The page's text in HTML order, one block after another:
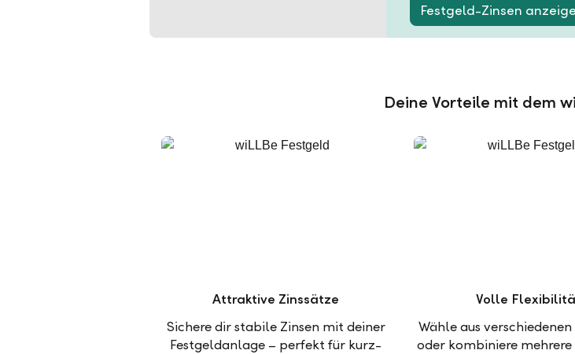
Festgeld-Zinsen
Deine Vorteile mit dem
Attraktive Zinssätze
Sichere dir stabile Zinsen mit deiner
Festgeldanlage – perfekt für kurz-
Volle
Wähle aus
oder kombiniere